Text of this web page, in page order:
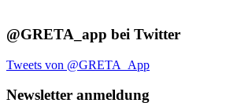
@GRETA_app bei Twitter
Tweets von @GRETA_App
Newsletter anmeldung